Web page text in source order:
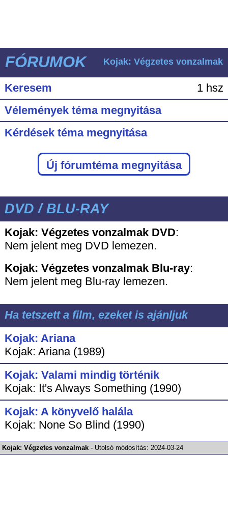
FÓRUMOK Kojak: Végzetes vonzalmak
Keresem
1 hsz
Vélemények téma megnyitása
Kérdések téma megnyitása
Új fórumtéma megnyitása
DVD / BLU-RAY
Kojak: Végzetes vonzalmak DVD:
Nem jelent meg DVD lemezen.
Kojak: Végzetes vonzalmak Blu-ray:
Nem jelent meg Blu-ray lemezen.
Ha tetszett a film, ezeket is ajánljuk
Kojak: Ariana
Kojak: Ariana (1989)
Kojak: Valami mindig történik
Kojak: It's Always Something (1990)
Kojak: A könyvelő halála
Kojak: None So Blind (1990)
Kojak: Végzetes vonzalmak - Utolsó módosítás: 2024-03-24